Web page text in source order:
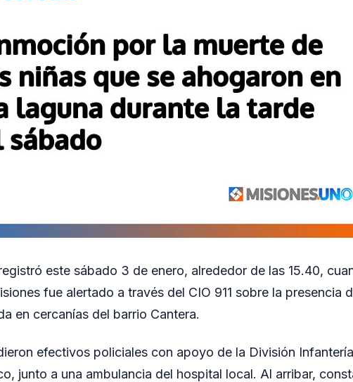
este sábado 3 de enero, alrededor de las 15.40,
fue alertado a través del CIO 911 sobre la presencia
en cercanías del barrio Cantera.
efectivos policiales con apoyo de la División
junto a una ambulancia del hospital local. Al arribar,